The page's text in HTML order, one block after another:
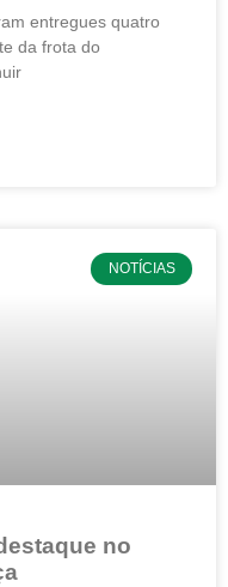
entregues quatro
da frota do
NOTÍCIAS
no